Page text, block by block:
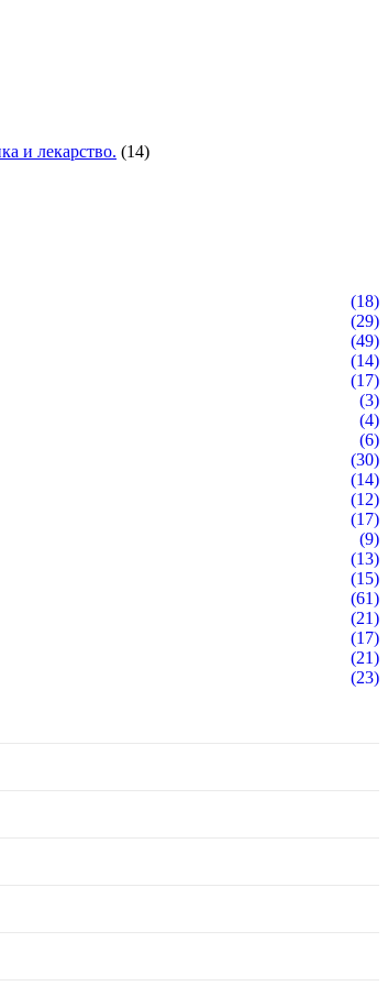
и лекарство. (14)
(18)
(29)
(49)
(14)
(17)
(3)
(4)
(6)
(30)
(14)
(12)
(17)
(9)
(13)
(15)
(61)
(21)
(17)
(21)
(23)